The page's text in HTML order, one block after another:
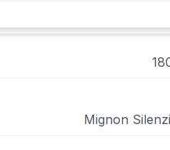
Mignon